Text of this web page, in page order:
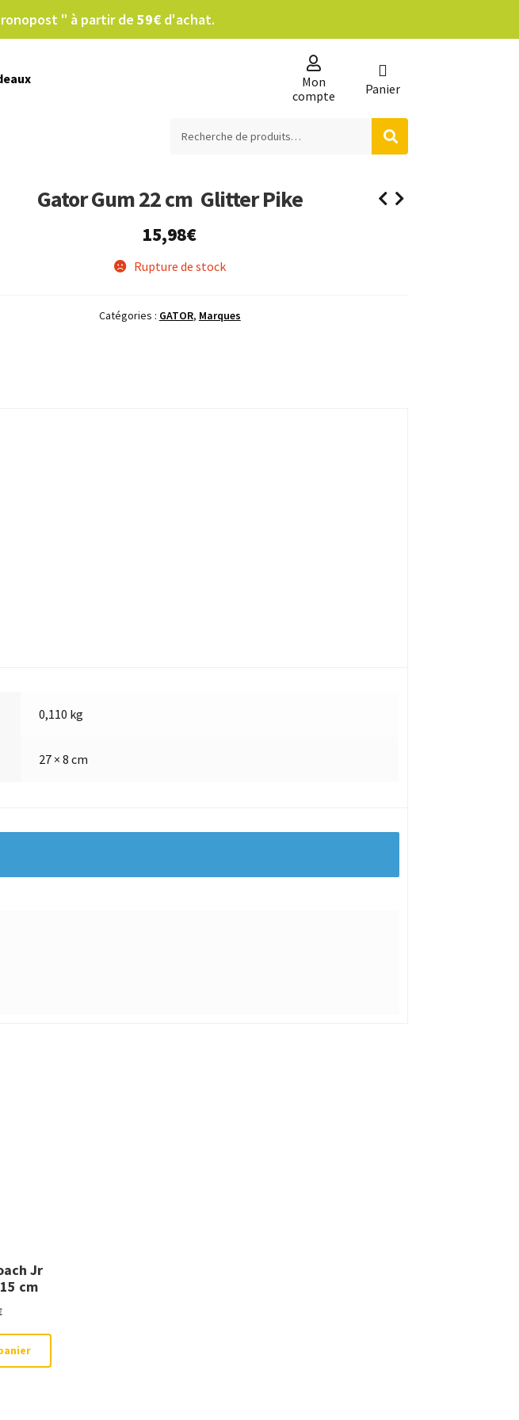
" à partir de 59€ d'achat.
Mon
compte
Panier
pour :
Gator Gum 22 cm Glitter Pike
15,98€
Rupture de stock
Catégories : GATOR, Marques
0,110 kg
27 × 8 cm
Jr
cm